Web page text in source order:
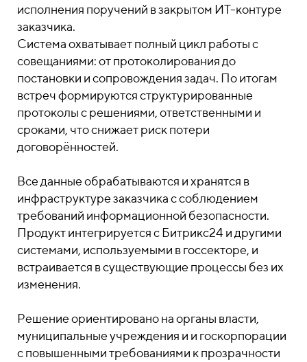
исполнения поручений в закрытом ИТ-контуре
заказчика.
Система охватывает полный цикл работы с
совещаниями: от протоколирования до
постановки и сопровождения задач. По итогам
встреч формируются структурированные
протоколы с решениями, ответственными и
сроками, что снижает риск потери
договорённостей.
Все данные обрабатываются и хранятся в
инфраструктуре заказчика с соблюдением
требований информационной безопасности.
Продукт интегрируется с Битрикс24 и другими
системами, используемыми в госсекторе, и
встраивается в существующие процессы без их
изменения.
Решение ориентировано на органы власти,
муниципальные учреждения и и госкорпорации
с повышенными требованиями к прозрачности